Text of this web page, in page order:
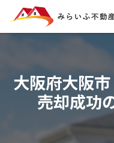
大阪府大阪
売却成功